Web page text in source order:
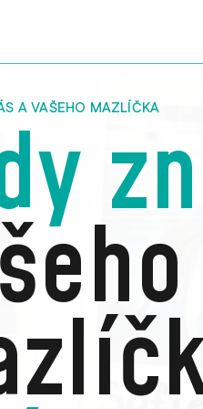
A VAŠEHO MAZLÍČKA